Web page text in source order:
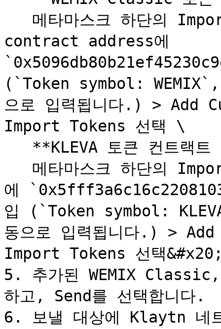
contract address에
(`Token symbol:
으로 입력됩니다.) > Add
Import Tokens 선택 \
에
입 (`Token symbol:
동으로 입력됩니다.) >
Import Tokens 선택
5. 추가된 WEMIX Classic,
하고, Send를 선택합니다.
6. 보낼 대상에 Klaytn 네